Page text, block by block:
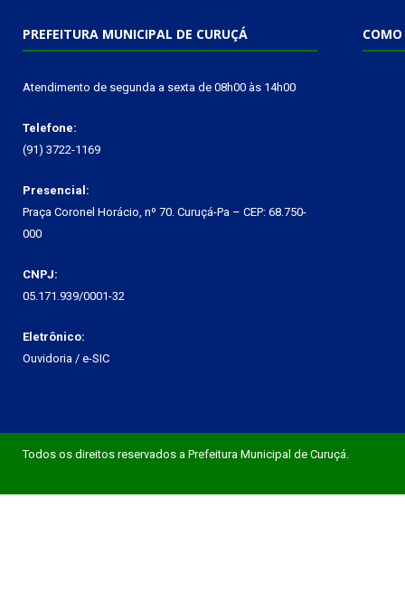
PREFEITURA MUNICIPAL DE CURUÇÁ
Atendimento de segunda a sexta de 08h00 às 14h00
Telefone:
(91) 3722-1169
Presencial:
Praça Coronel Horácio, nº 70. Curuçá-Pa – CEP: 68.750-
000
CNPJ:
05.171.939/0001-32
Eletrônico:
Ouvidoria / e-SIC
COMO
Todos os direitos reservados a Prefeitura Municipal de Curuçá.